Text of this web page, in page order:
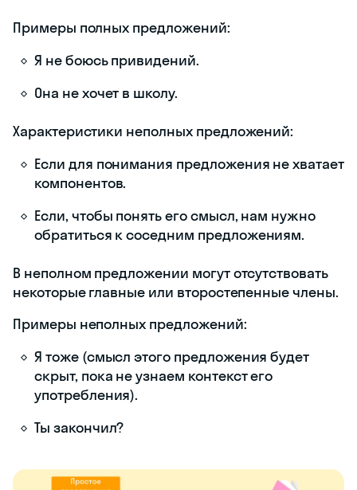
Примеры полных предложений:
Я не боюсь привидений.
Она не хочет в школу.
Характеристики неполных предложений:
Если для понимания предложения не хватает
компонентов.
Если, чтобы понять его смысл, нам нужно
обратиться к соседним предложениям.
В неполном предложении могут отсутствовать
некоторые главные или второстепенные члены.
Примеры неполных предложений:
Я тоже (смысл этого предложения будет
скрыт, пока не узнаем контекст его
употребления).
Ты закончил?